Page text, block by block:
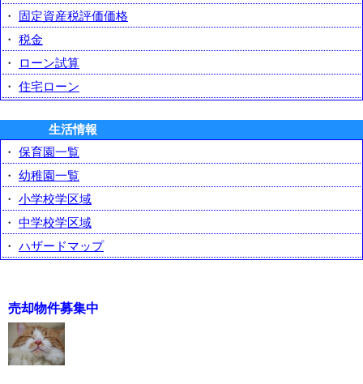
・ 固定資産税評価価格
・ 税金
・
ローン試算
・ 住宅ローン
生活情報
・ 保育園一覧
・ 幼稚園一覧
・ 小学校学区域
・ 中学校学区域
・ ハザードマップ
売却物件募集中